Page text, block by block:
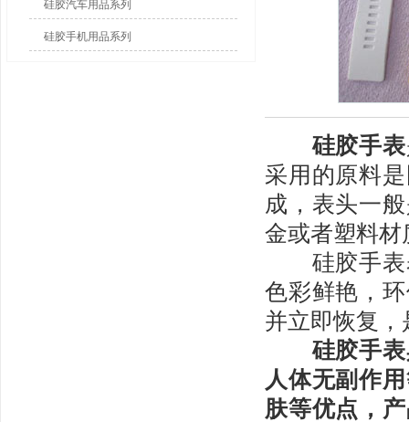
硅胶汽车用品系列
硅胶手机用品系列
硅胶手表
采用的原料
成，表头一
金或者塑料材
硅胶手表表
色彩鲜艳，
并立即恢复
硅胶手表具
人体无副作
肤等优点，